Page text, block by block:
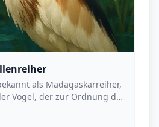
als Madagaskarreiher,
Vogel, der zur Ordnung der